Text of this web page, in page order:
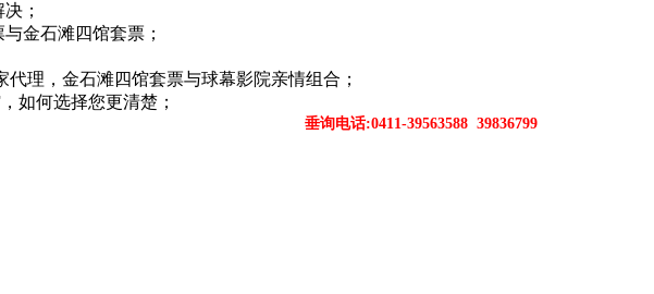
；
金石滩四馆套票；
理，金石滩四馆套票与球幕影院亲情组合；
如何选择您更清楚；
垂询电话:0411-39563588 39836799